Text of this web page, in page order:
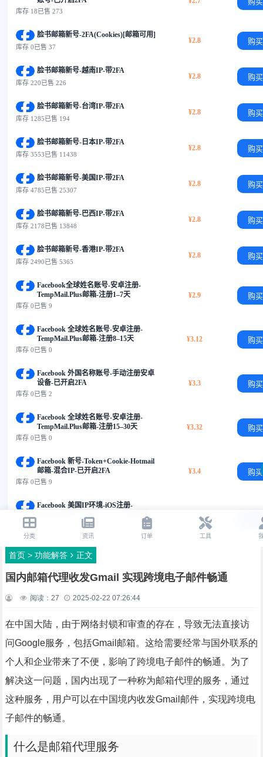
首页> 功能解答 正文
国内邮箱代理收发Gmail 实现跨境电子邮件畅通
阅读： 27 2025-02-22 07:26:44
在中国大陆，由于网络封锁和审查的存在，导致无法直接访
问Google服务，包括Gmail邮箱。这给需要经常与国外联系的
个人和企业带来了不便，影响了跨境电子邮件的畅通。为了
解决这一问题，国内出现了一种称为邮箱代理的服务，通过
这种服务，用户可以在中国境内收发Gmail邮件，实现跨境电
子邮件的畅通。
什么是邮箱代理服务